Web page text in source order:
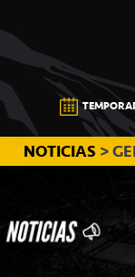
a
la
navegación
principal
al
contenido
principal
a
la
barra
lateral
principal
CB
CANARIAS
NOTICIAS >